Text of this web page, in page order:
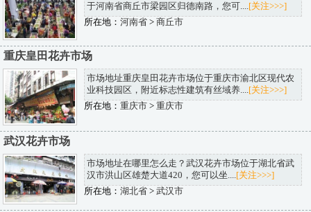
于河南省商丘市梁园区归德南路，您可.... [关注>>>]
所在地： 河南省> 商丘市
重庆皇田花卉市场
市场地址重庆皇田花卉市场位于重庆市渝北区现代农
业科技园区，附近标志性建筑有丝域养....[关注>>>]
所在地： 重庆市> 重庆市
武汉花卉市场
市场地址在哪里怎么走？武汉花卉市场位于湖北省武
汉市洪山区雄楚大道420，您可以坐....[关注>>>]
所在地： 湖北省> 武汉市